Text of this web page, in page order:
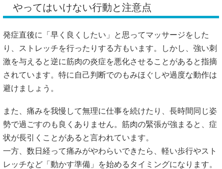
やってはいけない行動と注意点
発症直後に「早く良くしたい」と思ってマッサージをした
り、ストレッチを行ったりする方もいます。しかし、強い刺
激を与えると逆に筋肉の炎症を悪化させることがあると指摘
されています。特に自己判断でのもみほぐしや過度な動作は
避けましょう。
また、痛みを我慢して無理に仕事を続けたり、長時間同じ姿
勢で過ごすのも良くありません。筋肉の緊張が強まると、症
状が長引くことがあると言われています。
一方、数日経って痛みがやわらいできたら、軽い歩行やスト
レッチなど「動かす準備」を始めるタイミングになります。